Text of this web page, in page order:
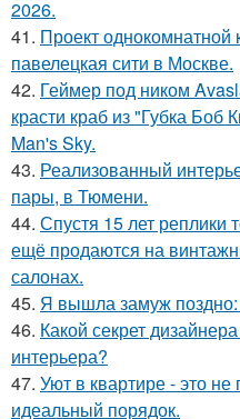
2026.
41. Проект
павелецкая сити в Москве.
42. Геймер под ником
красти краб из "Губка
Man's Sky.
43. Реализованный
пары, в Тюмени.
44. Спустя 15 лет реплики
ещё продаются на
салонах.
45. Я вышла замуж
46. Какой секрет
интерьера?
47. Уют в квартире - это
идеальный порядок.